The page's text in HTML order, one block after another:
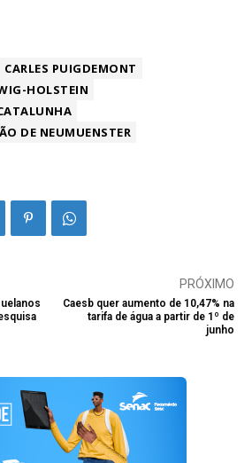
CARLES PUIGDEMONT
HOLSTEIN
DE NEUMUENSTER
PRÓXIMO
Caesb quer aumento de 10,47% na
tarifa de água a partir de 1º de
junho